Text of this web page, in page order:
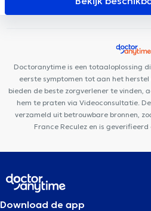
de Casteau
Lessines Clinic
Centre
Centre Médical
Cabinet Médical Dr Mairesse & Dr
Doctoranytime is een totaaloplossing
eerste symptomen tot aan het
bieden de beste zorgverlener te vinden,
hem te praten via Videoconsultatie.
verzameld uit betrouwbare bronnen,
France Reculez en is
Download de app